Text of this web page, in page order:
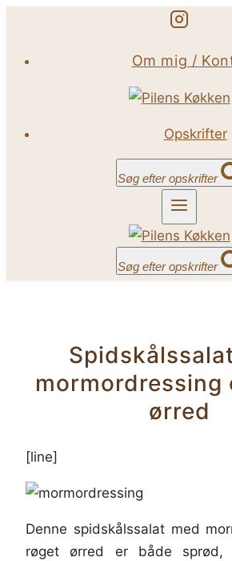
indhold
Om mig /
Opskrifter
Søg efter opskrifter
Søg efter opskrifter
mormordressing
ørred
[line]
Denne spidskålssalat med
røget ørred er både sprød,